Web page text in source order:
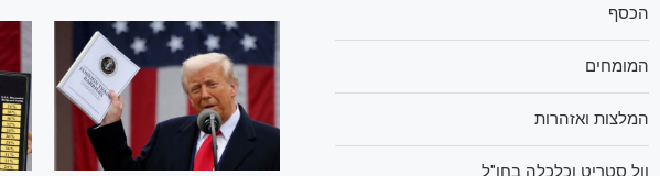
הכסף
המומחים
המלצות ואזהרות
וול סטריט וכלכלה בחו"ל